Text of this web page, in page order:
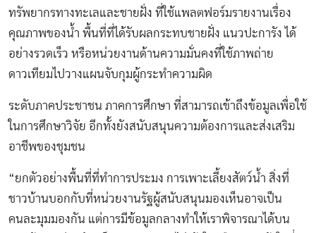
ทรัพยากรทางทะเลและชายฝั่ง ที่ใช้แพลตฟอร์มรายงานเรื่อง
คุณภาพของน้ำ พื้นที่ที่ได้รับผลกระทบชายฝั่ง แนวปะการัง ได้
อย่างรวดเร็ว หรือหน่วยงานด้านความมั่นคงที่ใช้ภาพถ่าย
ดาวเทียมไปวางแผนจับกุมผู้กระทำความผิด
ระดับภาคประชาชน ภาคการศึกษา ที่สามารถเข้าถึงข้อมูลเพื่อใช้
ในการศึกษาวิจัย อีกทั้งยังสนับสนุนความต้องการและส่งเสริม
อาชีพของชุมชน
“ยกตัวอย่างพื้นที่ที่ทำการประมง การเพาะเลี้ยงสัตว์น้ำ สิ่งที่
ชาวบ้านบอกกับที่หน่วยงานรัฐผู้สนับสนุนมองเห็นอาจเป็น
คนละมุมมองกัน แต่การมีข้อมูลกลางทำให้เราพิจารณาได้บน